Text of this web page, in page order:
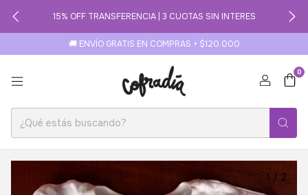
15% OFF TRANSFERENCIA | 3 CUOTAS SIN INTERES
🚚 ENVÍO GRATIS EN COMPRAS + $120.000
0
1 / 2